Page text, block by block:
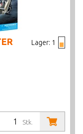
Lager: 1
Stk.